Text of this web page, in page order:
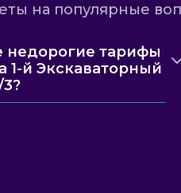
на популярные
недорогие тарифы
1-й Экскаваторный